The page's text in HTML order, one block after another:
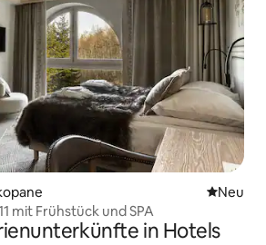
Neue
Neu
mit Frühstück und SPA
in Hotels